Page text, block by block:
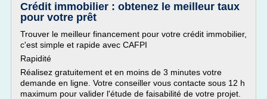
Crédit immobilier : obtenez le meilleur taux
pour votre prêt
Trouver le meilleur financement pour votre crédit immobilier,
c'est simple et rapide avec CAFPI
Rapidité
Réalisez gratuitement et en moins de 3 minutes votre
demande en ligne. Votre conseiller vous contacte sous 12 h
maximum pour valider l'étude de faisabilité de votre projet.